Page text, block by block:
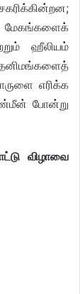
மேகங்களைக்
ஹீலியம்
எரிக்க
போன்று
விழாவை